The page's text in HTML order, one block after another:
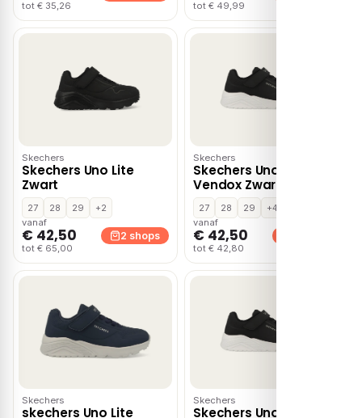
tot € 35,26 tot € 49,99
Skechers
Skechers Uno Lite
Zwart
27 28 29
+2
vanaf
€ 42,50
tot € 65,00
2 shops
Skechers
Skechers Uno Lite
Vendox Zwart
27 28 29
+4
vanaf
€ 42,50
tot € 42,80
Skechers
skechers Uno Lite
Skechers
Skechers Uno Lite